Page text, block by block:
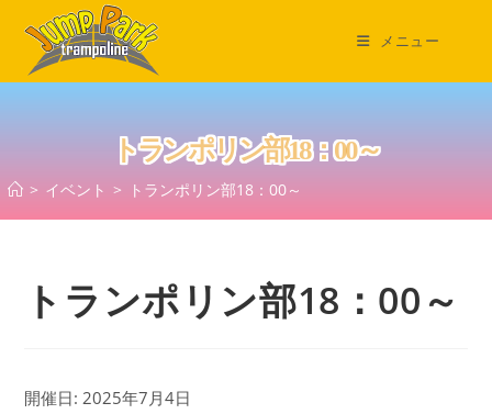
ス
メニュー
トランポリン部18：00～
> イベント > トランポリン部18：00～
トランポリン部18：00～
開催日: 2025年7月4日